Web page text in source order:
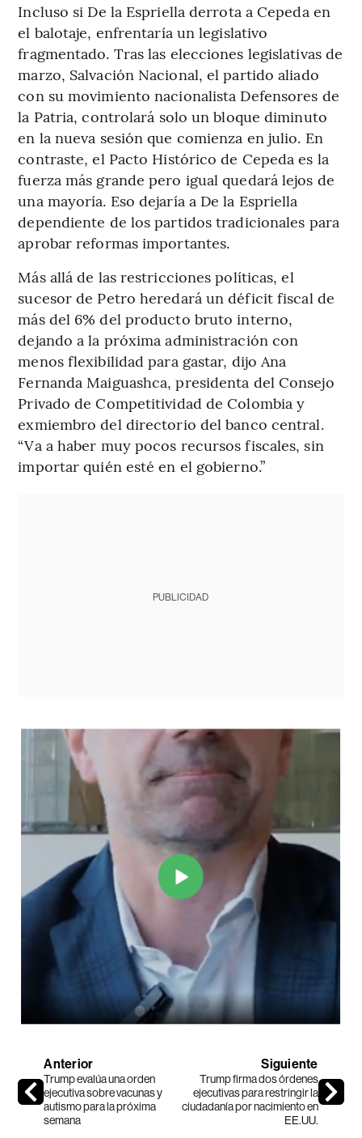
Incluso si De la Espriella derrota a Cepeda en
el balotaje, enfrentaría un legislativo
fragmentado. Tras las elecciones legislativas de
marzo, Salvación Nacional, el partido aliado
con su movimiento nacionalista Defensores de
la Patria, controlará solo un bloque diminuto
en la nueva sesión que comienza en julio. En
contraste, el Pacto Histórico de Cepeda es la
fuerza más grande pero igual quedará lejos de
una mayoría. Eso dejaría a De la Espriella
dependiente de los partidos tradicionales para
aprobar reformas importantes.
Más allá de las restricciones políticas, el
sucesor de Petro heredará un déficit fiscal de
más del 6% del producto bruto interno,
dejando a la próxima administración con
menos flexibilidad para gastar, dijo Ana
Fernanda Maiguashca, presidenta del Consejo
Privado de Competitividad de Colombia y
exmiembro del directorio del banco central.
“Va a haber muy pocos recursos fiscales, sin
importar quién esté en el gobierno.”
PUBLICIDAD
Anterior
Trump evalúa una orden
ejecutiva sobre vacunas y
autismo para la próxima
semana
Siguiente
Trump firma dos órdenes
ejecutivas para restringir la
ciudadanía por nacimiento en
EE.UU.